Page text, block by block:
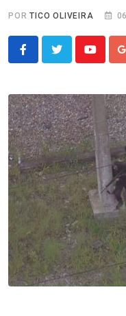
PORTICO OLIVEIRA
Youtube